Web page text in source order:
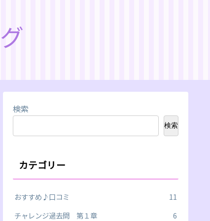
検索
検索
カテゴリー
おすすめ♪口コミ
11
チャレンジ過去問 第１章
6